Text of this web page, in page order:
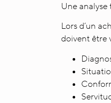
Une
Lors d’un
doivent être